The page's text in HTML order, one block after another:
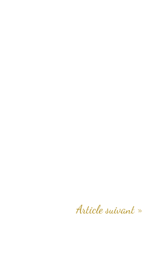
Article suivant »